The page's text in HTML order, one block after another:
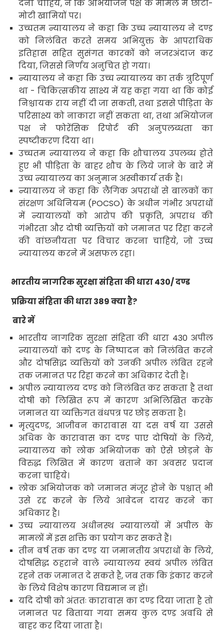
देना चाहिये,न कि अभियोजन पक्ष के मामले में छोटी-
मोटी खामियों पर।
उच्चतम न्यायालय ने कहा कि उच्च न्यायालय ने दण्ड
को निलंबित करते समय अभियुक्त के आपराधिक
इतिहास सहित सुसंगत कारकों को नजरअंदाज कर
दिया,जिससे निर्णय अनुचित हो गया।
न्यायालय ने कहा कि उच्च न्यायालय का तर्क त्रुटिपूर्ण
था - चिकित्सकीय साक्ष्य में यह कहा गया था कि कोई
निश्चायक राय नहीं दी जा सकती,तथा इससे पीड़िता के
परिसाक्ष्य को नाकारा नहीं सकता था, तथा अभियोजन
पक्ष ने फोरेंसिक रिपोर्ट की अनुपलब्धता का
स्पष्टीकरण दिया था।
उच्चतम न्यायालय ने कहा कि शौचालय उपलब्ध होते
हुए भी पीड़िता के बाहर शौच के लिये जाने के बारे में
उच्च न्यायालय का अनुमान अस्वीकार्य तर्क है।
न्यायालय ने कहा कि लैंगिक अपराधों से बालकों का
संरक्षण अधिनियम(POCSO) के अधीन गंभीर अपराधों
में न्यायालयों को आरोप की प्रकृति,अपराध की
गंभीरता और दोषी व्यक्तियों को जमानत पर रिहा करने
की वांछनीयता पर विचार करना चाहिये,जो उच्च
न्यायालय करने में असफल रहा।
भारतीय नागरिक सुरक्षा संहिता की धारा430/ दण्ड
प्रक्रिया संहिता की धारा389क्या है?
बारे में
भारतीय नागरिक सुरक्षा संहिता की धारा 430 अपील
न्यायालयों को दण्ड के निष्पादन को निलंबित करने
और दोषसिद्ध व्यक्तियों को उनकी अपील लंबित रहने
तक जमानत पर रिहा करने का अधिकार देती है।
अपील न्यायालय दण्ड को निलंबित कर सकता है तथा
दोषी को लिखित रूप में कारण अभिलिखित करके
जमानत या व्यक्तिगत बंधपत्र पर छोड़ सकता है।
मृत्युदण्ड, आजीवन कारावास या दस वर्ष या उससे
अधिक के कारावास का दण्ड पाए दोषियों के लिये,
न्यायालय को लोक अभियोजक को ऐसे छोड़ने के
विरुद्ध लिखित में कारण बताने का अवसर प्रदान
करना चाहिये।
लोक अभियोजक को जमानत मंजूर होने के पश्चात् भी
उसे रद्द करने के लिये आवेदन दायर करने का
अधिकार है।
उच्च न्यायालय अधीनस्थ न्यायालयों में अपील के
मामलों में इस शक्ति का प्रयोग कर सकते हैं।
तीन वर्ष तक का दण्ड या जमानतीय अपराधों के लिये,
दोषसिद्ध ठहराने वाले न्यायालय स्वयं अपील लंबित
रहने तक जमानत दे सकते है,जब तक कि इंकार करने
के लिये विशेष कारण विद्यमान न हों।
यदि दोषी को अंततः कारावास का दण्ड दिया जाता है तो
जमानत पर बिताया गया समय कुल दण्ड अवधि से
बाहर कर दिया जाता है।